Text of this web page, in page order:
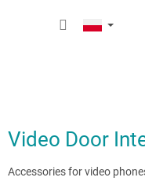
Video Door
Accessories for video